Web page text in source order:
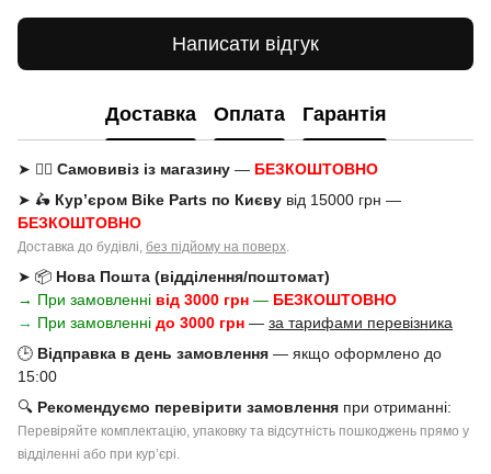
Написати відгук
Доставка Оплата Гарантія
➤ 🚶‍♂️ Самовивіз із магазину — БЕЗКОШТОВНО
➤ 🛵 Кур’єром Bike Parts по Києву від 15000 грн —
БЕЗКОШТОВНО
Доставка до будівлі, без підйому на поверх.
➤ 📦 Нова Пошта (відділення/поштомат)
→ При замовленні від 3000 грн — БЕЗКОШТОВНО
→ При замовленні до 3000 грн — за тарифами перевізника
🕒 Відправка в день замовлення — якщо оформлено до
15:00
🔍 Рекомендуємо перевірити замовлення при отриманні:
Перевіряйте комплектацію, упаковку та відсутність пошкоджень прямо у
відділенні або при курʼєрі.